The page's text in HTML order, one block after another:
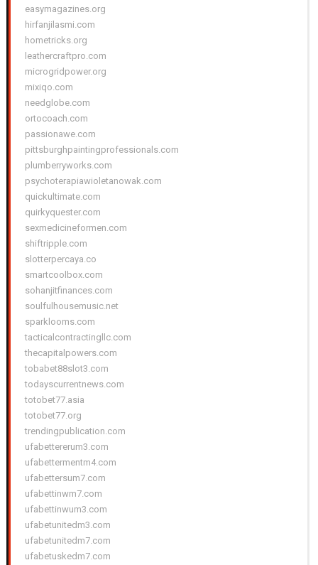
easymagazines.org
hirfanjilasmi.com
hometricks.org
leathercraftpro.com
microgridpower.org
mixiqo.com
needglobe.com
ortocoach.com
passionawe.com
pittsburghpaintingprofessionals.com
plumberryworks.com
psychoterapiawioletanowak.com
quickultimate.com
quirkyquester.com
sexmedicineformen.com
shiftripple.com
slotterpercaya.co
smartcoolbox.com
sohanjitfinances.com
soulfulhousemusic.net
sparklooms.com
tacticalcontractingllc.com
thecapitalpowers.com
tobabet88slot3.com
todayscurrentnews.com
totobet77.asia
totobet77.org
trendingpublication.com
ufabettererum3.com
ufabettermentm4.com
ufabettersum7.com
ufabettinwm7.com
ufabettinwum3.com
ufabetunitedm3.com
ufabetunitedm7.com
ufabetuskedm7.com